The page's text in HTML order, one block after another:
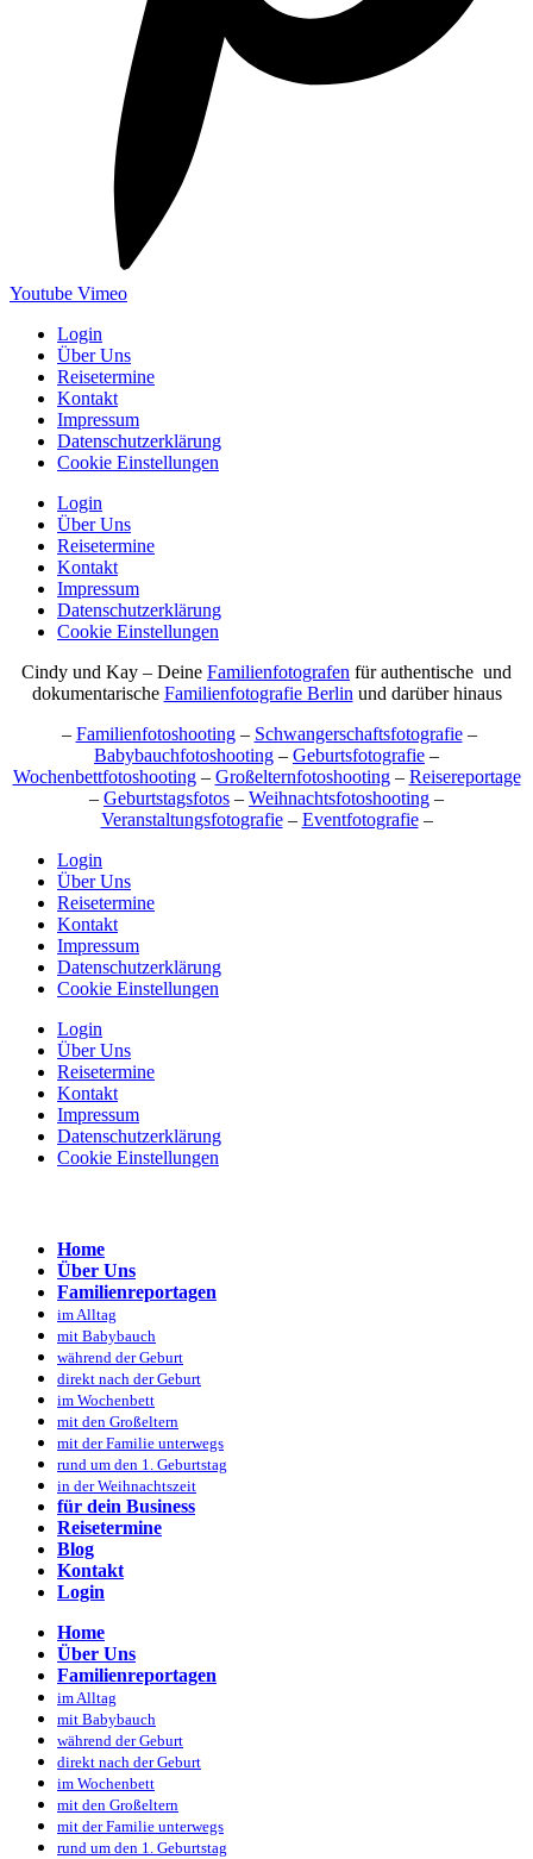
Youtube Vimeo
Login
Über Uns
Reisetermine
Kontakt
Impressum
Datenschutzerklärung
Cookie Einstellungen
Login
Über Uns
Reisetermine
Kontakt
Impressum
Datenschutzerklärung
Cookie Einstellungen
Cindy und Kay – Deine Familienfotografen für authentische und
dokumentarische Familienfotografie Berlin und darüber hinaus
– Familienfotoshooting– Schwangerschaftsfotografie–
Babybauchfotoshooting – Geburtsfotografie –
Wochenbettfotoshooting– Großelternfotoshooting– Reisereportage
– Geburtstagsfotos – Weihnachtsfotoshooting –
Veranstaltungsfotografie– Eventfotografie–
Login
Über Uns
Reisetermine
Kontakt
Impressum
Datenschutzerklärung
Cookie Einstellungen
Login
Über Uns
Reisetermine
Kontakt
Impressum
Datenschutzerklärung
Cookie Einstellungen
Home
Über Uns
Familienreportagen
im Alltag
mit Babybauch
während der Geburt
direkt nach der Geburt
im Wochenbett
mit den Großeltern
mit der Familie unterwegs
rund um den 1. Geburtstag
in der Weihnachtszeit
für dein Business
Reisetermine
Blog
Kontakt
Login
Home
Über Uns
Familienreportagen
im Alltag
mit Babybauch
während der Geburt
direkt nach der Geburt
im Wochenbett
mit den Großeltern
mit der Familie unterwegs
rund um den 1. Geburtstag